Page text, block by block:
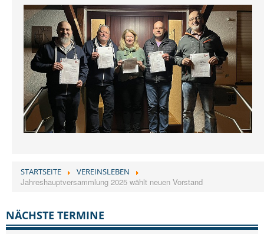
STARTSEITE VEREINSLEBEN
Jahreshauptversammlung 2025 wählt neuen Vorstand
NÄCHSTE TERMINE